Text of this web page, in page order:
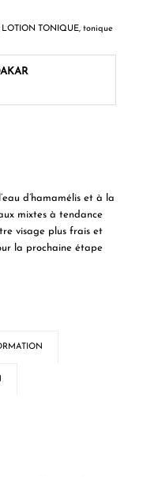
d’hamamélis et à la
mixtes à tendance
visage plus frais et
la prochaine étape
LOTION TONIQUE, tonique